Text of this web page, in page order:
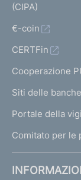
(CIPA)
€-coin
CERTFin
Cooperazione
Siti delle
Portale della
Comitato per le